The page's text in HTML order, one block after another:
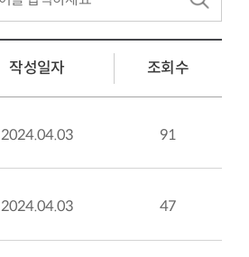
색
작성일자 조회수
2024.04.03 91
2024.04.03 47